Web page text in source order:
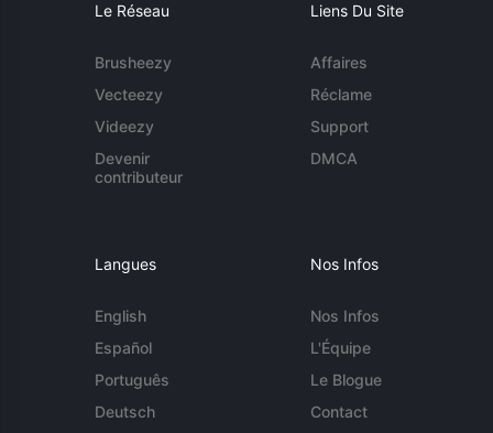
Le Réseau
Brusheezy
Vecteezy
Videezy
Devenir
contributeur
Liens Du Site
Affaires
Réclame
Support
DMCA
Langues
English
Español
Português
Deutsch
Nos Infos
Nos Infos
L'Équipe
Le Blogue
Contact